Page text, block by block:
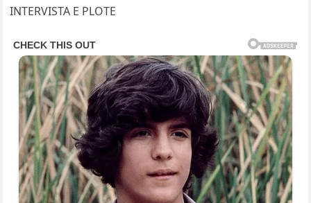
INTERVISTA E PLOTE